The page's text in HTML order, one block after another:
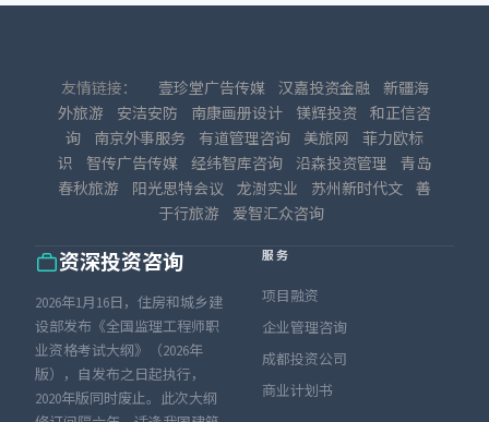
友情链接： 壹珍堂广告传媒 汉嘉投资金融
新疆海
外旅游
安洁安防 南康画册设计 镁辉投资 和正信咨
询
南京外事服务 有道管理咨询 美旅网
菲力欧标
识
智传广告传媒 经纬智库咨询 沿森投资管理
青岛
春秋旅游
阳光思特会议 龙澍实业 苏州新时代文 善
于行旅游
爱智汇众咨询
资深投资咨询
2026年1月16日，住房和城乡建
设部发布《全国监理工程师职
业资格考试大纲》（2026年
版），自发布之日起执行，
2020年版同时废止。此次大纲
服务
项目融资
企业管理咨询
成都投资公司
商业计划书